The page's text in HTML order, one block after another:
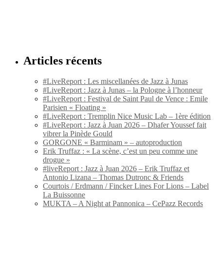
Articles récents
#LiveReport : Les miscellanées de Jazz à Junas
#LiveReport : Jazz à Junas – la Pologne à l’honneur
#LiveReport : Festival de Saint Paul de Vence : Emile
Parisien « Floating »
#LiveReport : Tremplin Nice Music Lab – 1ère édition
#LiveReport : Jazz à Juan 2026 – Dhafer Youssef fait
vibrer la Pinède Gould
GORGONE « Barminam » – autoproduction
Erik Truffaz : « La scène, c’est un peu comme une
drogue »
#liveReport : Jazz à Juan 2026 – Erik Truffaz et
Antonio Lizana – Thomas Dutronc & Friends
Courtois / Erdmann / Fincker Lines For Lions – Label
La Buissonne
MUKTA – A Night at Pannonica – CePazz Records